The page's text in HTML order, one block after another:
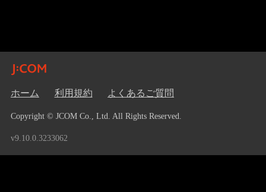
ホーム 利用規約 よくあるご質問
Copyright © JCOM Co., Ltd. All Rights Reserved.
v9.10.0.3233062